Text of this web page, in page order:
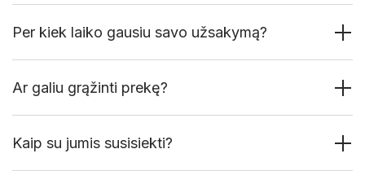
Per kiek laiko gausiu savo užsakymą?
Ar galiu grąžinti prekę?
Kaip su jumis susisiekti?